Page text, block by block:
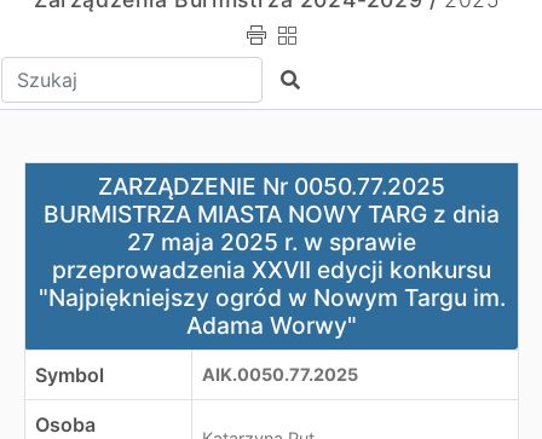
Wpisz tekst do wyszukania Szukaj
ZARZĄDZENIE Nr 0050.77.2025 BURMISTRZA
ZARZĄDZENIE Nr 0050.77.2025
BURMISTRZA MIASTA NOWY TARG z dnia
27 maja 2025 r. w sprawie
przeprowadzenia XXVII edycji konkursu
"Najpiękniejszy ogród w Nowym Targu im.
Adama Worwy"
Symbol AIK.0050.77.2025
Osoba